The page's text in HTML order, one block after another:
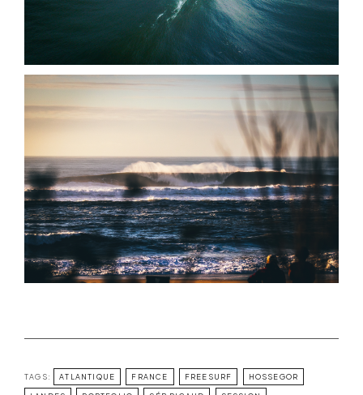
TAGS: ATLANTIQUE FRANCE FREESURF HOSSEGOR